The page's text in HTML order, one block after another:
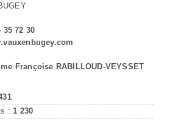
35 72 30
Françoise RABILLOUD-VEYSSET
: 1 230